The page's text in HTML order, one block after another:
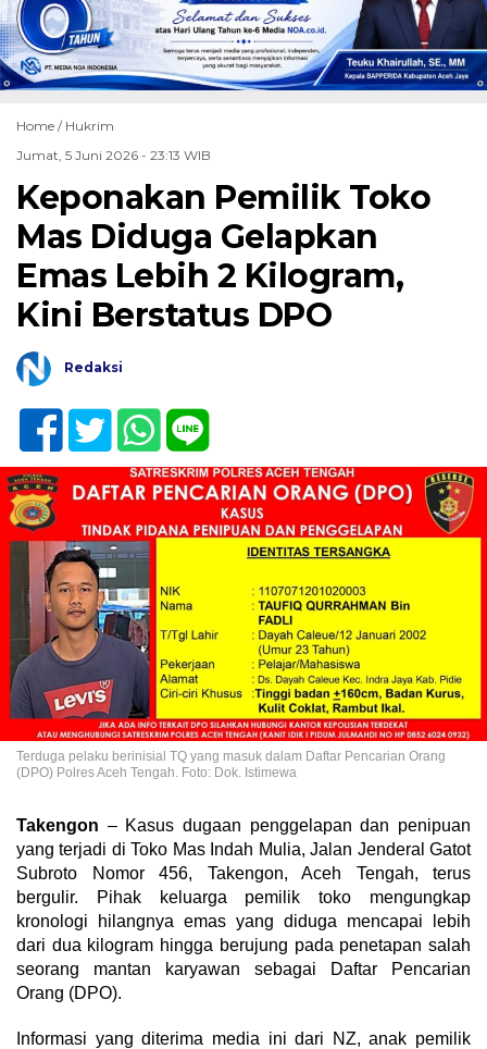
Home / Hukrim
Jumat, 5 Juni 2026 - 23:13 WIB
Keponakan Pemilik Toko
Mas Diduga Gelapkan
Emas Lebih 2 Kilogram,
Kini Berstatus DPO
Redaksi
Terduga pelaku berinisial TQ yang masuk dalam Daftar Pencarian Orang
(DPO) Polres Aceh Tengah. Foto: Dok. Istimewa
Takengon – Kasus dugaan penggelapan dan penipuan
yang terjadi di Toko Mas Indah Mulia, Jalan Jenderal Gatot
Subroto Nomor 456, Takengon, Aceh Tengah, terus
bergulir. Pihak keluarga pemilik toko mengungkap
kronologi hilangnya emas yang diduga mencapai lebih
dari dua kilogram hingga berujung pada penetapan salah
seorang mantan karyawan sebagai Daftar Pencarian
Orang (DPO).
Informasi yang diterima media ini dari NZ, anak pemilik